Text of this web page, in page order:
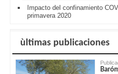
Impacto del confinamiento
primavera 2020
ùltimas publicaciones